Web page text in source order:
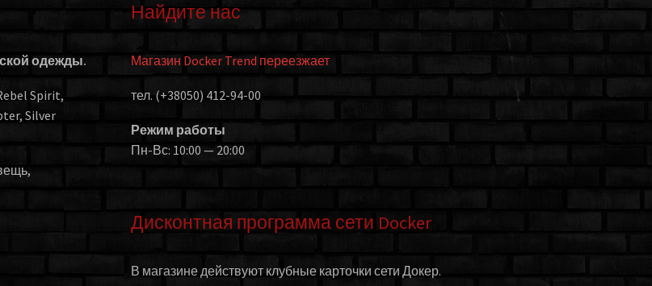
одежды.
Spirit,
Silver
Найдите нас
Магазин Docker Trend переезжает
тел. (+38050) 412-94-00
Режим работы
Пн-Вс: 10:00 — 20:00
Дисконтная программа сети Docker
В магазине действуют клубные карточки сети Докер.